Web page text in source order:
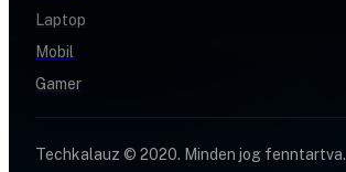
Laptop
Mobil
Gamer
Techkalauz © 2020. Minden jog fenntartva.